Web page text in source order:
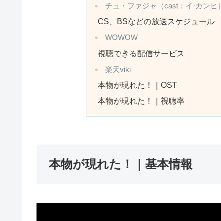
チュ・ファジャ（cast：イ·カンヒ
CS、BSなどの放送スケジュール
WOWOW
視聴できる配信サービス
楽天viki
本物が現れた！｜OST
本物が現れた！｜視聴率
本物が現れた！｜基本情報